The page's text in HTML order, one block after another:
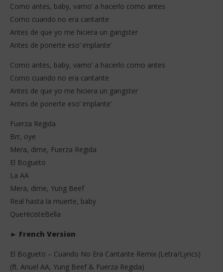
Como antes, baby, vamo’ a hacerlo como antes
Como cuando no era cantante
Antes de que yo me hiciera un gangster
Antes de ponerte eso’ implante’
Como antes, baby, vamo’ a hacerlo como antes
Como cuando no era cantante
Antes de que yo me hiciera un gangster
Antes de ponerte eso’ implante’
Fuerza Regida
Brr, oye
Mera, dime, Fuerza Regida
El Bogueto
La AA
Mera, dime, Yung Beef
Real hasta la muerte, baby
QueHicisteBella
► French Version
El Bogueto – Cuando No Era Cantante Remix (Letra/Lyrics)
(ft. Anuel AA, Yung Beef & Fuerza Regida)